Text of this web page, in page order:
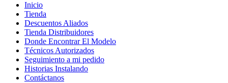
Inicio
Tienda
Descuentos Aliados
Tienda Distribuidores
Donde Encontrar El Modelo
Técnicos Autorizados
Seguimiento a mi pedido
Historias Instalando
Contáctanos